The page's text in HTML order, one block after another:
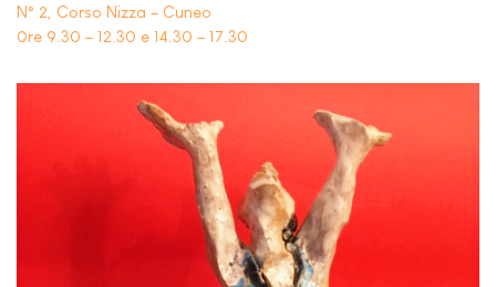
N° 2, Corso Nizza – Cuneo
0re 9.30 – 12.30 e 14.30 – 17.30